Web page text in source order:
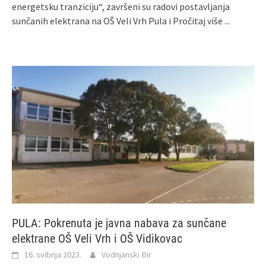
energetsku tranziciju“, završeni su radovi postavljanja
sunčanih elektrana na OŠ Veli Vrh Pula i Pročitaj više ...
PULA: Pokrenuta je javna nabava za sunčane
elektrane OŠ Veli Vrh i OŠ Vidikovac
16. svibnja 2023. Vodnjanski Đir